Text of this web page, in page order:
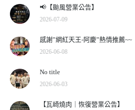
📢【颱風營業公告】
2026-07-09
感謝”網紅天王-阿慶”熱情推薦~~
2026-06-08
No title
2026-06-03
【瓦崎燒肉｜恢復營業公告】